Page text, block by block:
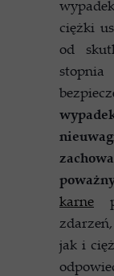
ciężki
od
karne
jak i